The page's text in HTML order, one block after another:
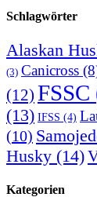
Schlagwörter
Alaskan
(3) Canicross
(12) FSSC
(13) IFSS (4)
(10)
Husky (14)
Kategorien